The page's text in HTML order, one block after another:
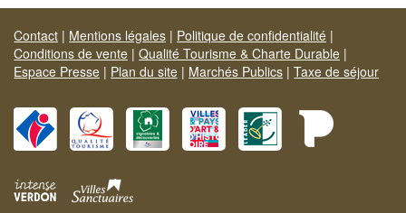
Contact | Mentions légales | Politique de confidentialité |
Conditions de vente | Qualité Tourisme & Charte Durable |
Espace Presse | Plan du site | Marchés Publics | Taxe de séjour